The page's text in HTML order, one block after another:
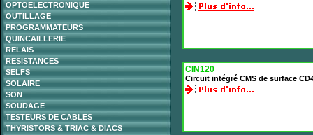
OPTOELECTRONIQUE
OUTILLAGE
PROGRAMMATEURS
QUINCAILLERIE
RELAIS
RESISTANCES
SELFS
SOLAIRE
SON
SOUDAGE
TESTEURS DE CABLES
THYRISTORS & TRIAC & DIACS
CIN120
Circuit intégré CMS de surface